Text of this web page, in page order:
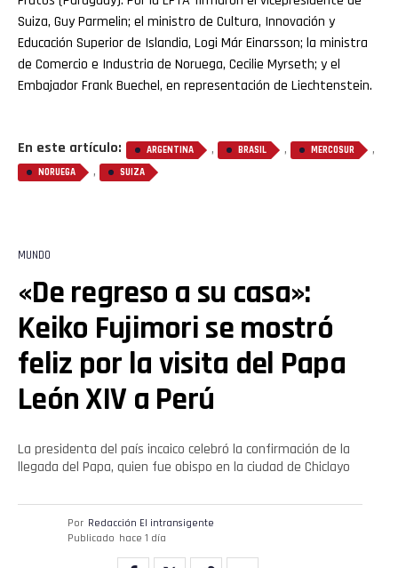
Suiza, Guy Parmelin; el ministro de Cultura, Innovación y
Educación Superior de Islandia, Logi Már Einarsson; la ministra
de Comercio e Industria de Noruega, Cecilie Myrseth; y el
Embajador Frank Buechel, en representación de Liechtenstein.
En este artículo: ARGENTINA , BRASIL , MERCOSUR ,
NORUEGA , SUIZA
MUNDO
«De regreso a su casa»:
Keiko Fujimori se mostró
feliz por la visita del Papa
León XIV a Perú
La presidenta del país incaico celebró la confirmación de la
llegada del Papa, quien fue obispo en la ciudad de Chiclayo
Por Redacción El intransigente
Publicado hace 1 día